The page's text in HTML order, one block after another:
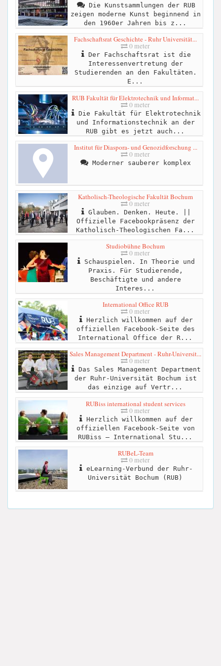
Die Kunstsammlungen der RUB
zeigen moderne Kunst beginnend in
den 1960er Jahren bis z...
Fachschaftsrat Geschichte - Ruhr Universität...
0 meter
Der Fachschaftsrat ist die
Interessenvertretung der
Studierenden an den Fakultäten.
E...
RUB Fakultät für Elektrotechnik und Informat...
0 meter
Die Fakultät für Elektrotechnik
und Informationstechnik an der
RUB gibt es jetzt auch...
Institut für Diaspora- und Genozidforschung ...
0 meter
Moderner sauberer komplex
Katholisch-Theologische Fakultät Bochum
0 meter
Glauben. Denken. Heute. ||
Offizielle Facebookpräsenz der
Katholisch-Theologischen Fa...
Studiobühne Bochum
0 meter
Schauspielen. In Theorie und
Praxis. Für Studierende,
Beschäftigte und andere
Interes...
International Office RUB
0 meter
Herzlich willkommen auf der
offiziellen Facebook-Seite des
International Office der R...
Sales Management Department - Ruhr-Universit...
0 meter
Das Sales Management Department
der Ruhr-Universität Bochum ist
das einzige auf Vertr...
RUBiss international student services
0 meter
Herzlich willkommen auf der
offiziellen Facebook-Seite von
RUBiss – International Stu...
RUBeL-Team
0 meter
eLearning-Verbund der Ruhr-
Universität Bochum (RUB)